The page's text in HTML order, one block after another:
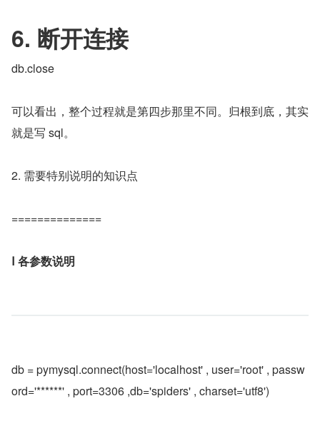
6. 断开连接
db.close
可以看出，整个过程就是第四步那里不同。归根到底，其实
就是写 sql。
2. 需要特别说明的知识点
==============
Ⅰ 各参数说明
db = pymysql.connect(host='localhost' , user='root' , passw
ord='******' , port=3306 ,db='spiders' , charset='utf8')